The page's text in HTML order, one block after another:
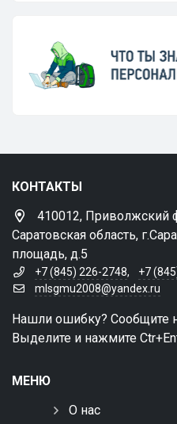
КОНТАКТЫ
410012, Приволжский
Саратовская область,
площадь, д.5
+7 (845) 226-2748,
+7
mlsgmu2008@yandex.ru
Нашли ошибку? Сообщите
Выделите и нажмите
МЕНЮ
О нас